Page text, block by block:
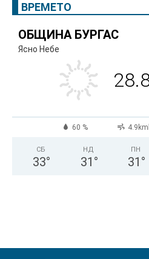
ВРЕМЕТО
ОБЩИНА БУРГАС
Ясно Небе
60 %
СБ
33°
НД
31 °
ПН
31 °